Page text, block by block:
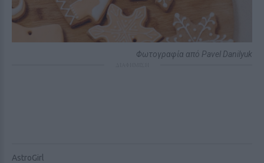
Φωτογραφία από Pavel Danilyuk
AstroGirl